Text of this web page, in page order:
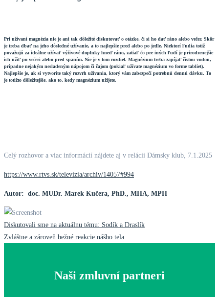
Pri užívaní magnézia nie je ani tak dôležité diskutovať o otázke, či si ho dať ráno alebo večer. Skôr
je treba dbať na jeho dôsledné užívanie, a to najlepšie pred alebo po jedle. Niektorí ľudia totiž
považujú za ideálne užívať výživové doplnky hneď ráno, zatiaľ čo pre iných ľudí je prirodzenejšie
ich užiť po večeri alebo pred spaním. Nie je v tom rozdiel. Magnézium treba zapíjať čistou vodou,
prípadne nejakým nesladeným nápojom či čajom (pokiaľ užívate magnézium vo forme tabliet).
Najlepšie je, ak si vytvoríte taký rozvrh užívania, ktorý vám zabezpečí potrebnú dennú dávku. To
je totižto dôležitejšie, ako to, kedy magnézium užijete.
Celý rozhovor a viac informácií nájdete aj v relácii Dámsky klub, 7.1.2025
https://www.rtvs.sk/televizia/archiv/14057#994
Autor: doc. MUDr. Marek Kučera, PhD., MHA, MPH
Post
Diskutovali sme na aktuálnu tému: Sodík a Draslík
Zvláštne a zároveň bežné reakcie nášho tela
Naši zmluvní partneri